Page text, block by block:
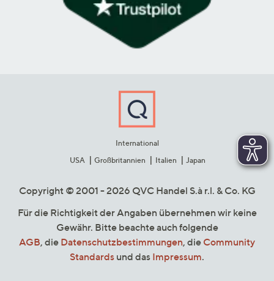
International
USA
Großbritannien Italien Japan
Copyright © 2001 - 2026 QVC Handel S.à r.l. & Co. KG
Für die Richtigkeit der Angaben übernehmen wir keine
Gewähr. Bitte beachte auch folgende
AGB, die Datenschutzbestimmungen, die Community
Standards und das Impressum.